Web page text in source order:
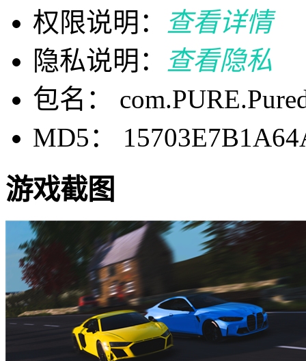
权限说明：
查看详情
隐私说明：
查看隐私
包名：
MD5：
游戏截图